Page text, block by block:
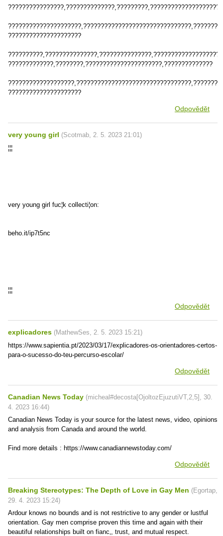
?????????????????????
?????????????,????????,??????????????????????,??????????????
?????????????????????
Odpovědět
very young girl (Scotmab, 2. 5. 2023 21:01)
¦¦¦
very young girl fuc¦k collecti¦on:
beho.it/ip7t5nc
¦¦¦
Odpovědět
explicadores (MathewSes, 2. 5. 2023 15:21)
https://www.sapientia.pt/2023/03/17/explicadores-os-orientadores-certos-
para-o-sucesso-do-teu-percurso-escolar/
Odpovědět
Canadian News Today (micheal#decosta[OjoltozEjuzutiVT,2,5] , 30.
4. 2023 16:44)
Canadian News Today is your source for the latest news, video, opinions
and analysis from Canada and around the world.
Find more details : https://www.canadiannewstoday.com/
Odpovědět
Breaking Stereotypes: The Depth of Love in Gay Men (Egortap,
29. 4. 2023 15:24)
Ardour knows no bounds and is not restrictive to any gender or lustful
orientation. Gay men comprise proven this time and again with their
beautiful relationships built on fianc‚, trust, and mutual respect.